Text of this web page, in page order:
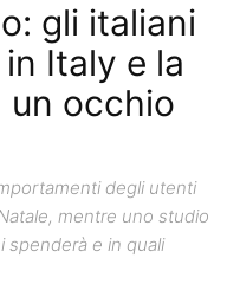
gli italiani
Italy e la
occhio
degli utenti
mentre uno studio
spenderà e in quali